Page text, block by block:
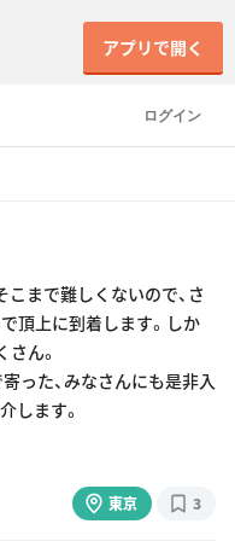
ログイン
アプリで開く
まで難しくないので、さ
頂上に到着します。しか
ん。
った、みなさんにも是非入
します。
東京 3